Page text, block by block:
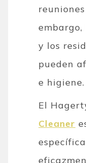
y los
pueden
e higiene.
El
Cleaner